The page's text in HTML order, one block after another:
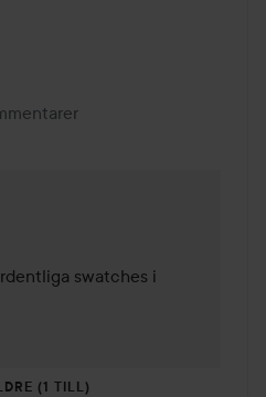
lades 5 år
swatches i
(1 TILL)